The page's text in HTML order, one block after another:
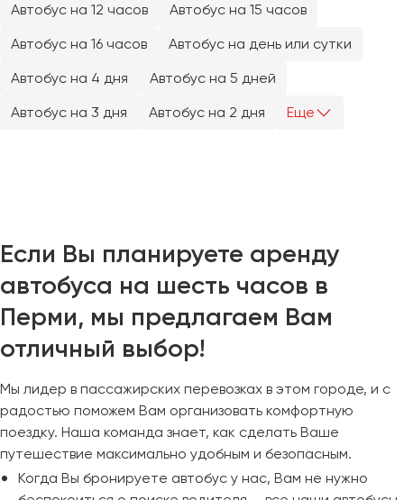
Автобус на 12 часов
Автобус на 15 часов
Автобус на 16 часов
Автобус на день или сутки
Автобус на 4 дня
Автобус на 5 дней
Автобус на 3 дня
Автобус на 2 дня Еще
Если Вы планируете аренду
автобуса на шесть часов в
Перми, мы предлагаем Вам
отличный выбор!
Мы лидер в пассажирских перевозках в этом городе, и с
радостью поможем Вам организовать комфортную
поездку. Наша команда знает, как сделать Ваше
путешествие максимально удобным и безопасным.
Когда Вы бронируете автобус у нас, Вам не нужно
Ярославль